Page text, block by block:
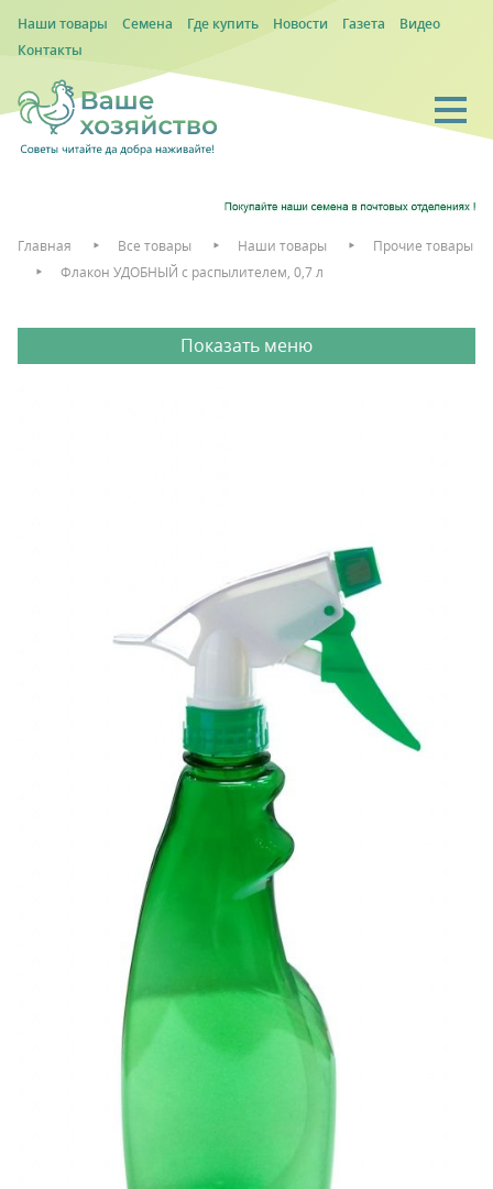
Наши товары Семена Где купить Новости Газета
Видео
Контакты
Главная Все товары Наши товары
Прочие товары
Флакон УДОБНЫЙ с распылителем, 0,7 л